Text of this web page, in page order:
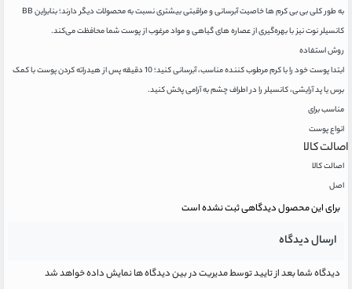
به طور کلی بی بی کرم ها خاصیت آبرسانی و مراقبتی بیشتری نسبت به محصولات دیگر دارند؛ بنابراین BB
کانسیلر نوت نیز با بهره‌گیری از عصاره های گیاهی و مواد مرغوب از پوست شما محافظت می‌کند.
روش استفاده
ابتدا پوست خود را با کرم مرطوب کننده مناسب، آبرسانی کنید؛ 10 دقیقه پس از هیدراته کردن پوست با کمک
برس یا پد آرایشی، کانسیلر را در اطراف چشم به آرامی پخش کنید.
مناسب برای
انواع پوست
اصالت کالا
اصالت کالا
اصل
برای این محصول دیدگاهی ثبت نشده است
ارسال دیدگاه
دیدگاه شما بعد از تایید توسط مدیریت در بین دیدگاه ها نمایش داده خواهد شد